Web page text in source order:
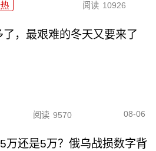
阅读 10926
，最艰难的冬天又要来了
阅读 9570 08-06
万还是5万？俄乌战损数字背